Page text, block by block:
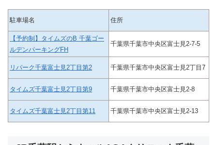
駐車場名 住所
【予約制】タイムズのB 千葉ゴー
ルデンパーキングFH
千葉県千葉市中央区富士見2-7-5
リパーク千葉富士見2丁目第2 千葉県千葉市中央区富士見2丁目7
タイムズ千葉富士見2丁目第9 千葉県千葉市中央区富士見2-8
タイムズ千葉富士見2丁目第11 千葉県千葉市中央区富士見2-13